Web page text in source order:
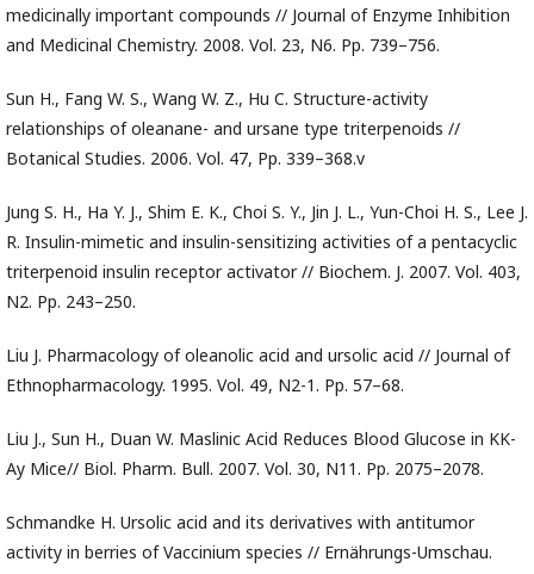
medicinally important compounds // Journal of Enzyme Inhibition
and Medicinal Chemistry. 2008. Vol. 23, N6. Pp. 739–756.
Sun H., Fang W. S., Wang W. Z., Hu C. Structure-activity
relationships of oleanane- and ursane type triterpenoids //
Botanical Studies. 2006. Vol. 47, Pp. 339–368.v
Jung S. H., Ha Y. J., Shim E. K., Choi S. Y., Jin J. L., Yun-Choi H. S., Lee J.
R. Insulin-mimetic and insulin-sensitizing activities of a pentacyclic
triterpenoid insulin receptor activator // Biochem. J. 2007. Vol. 403,
N2. Pp. 243–250.
Liu J. Pharmacology of oleanolic acid and ursolic acid // Journal of
Ethnopharmacology. 1995. Vol. 49, N2-1. Pp. 57–68.
Liu J., Sun H., Duan W. Maslinic Acid Reduces Blood Glucose in KK-
Ay Mice// Biol. Pharm. Bull. 2007. Vol. 30, N11. Pp. 2075–2078.
Schmandke H. Ursolic acid and its derivatives with antitumor
activity in berries of Vaccinium species // Ernährungs-Umschau.